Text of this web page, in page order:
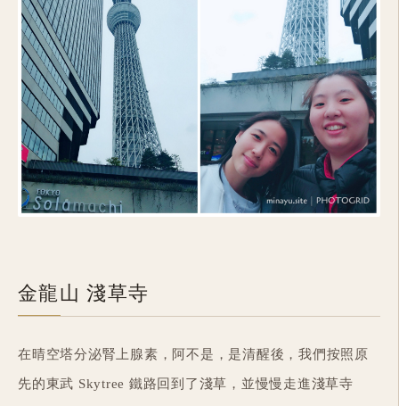
金龍山 淺草寺
在晴空塔分泌腎上腺素，阿不是，是清醒後，我們按照原
先的東武 Skytree 鐵路回到了淺草，並慢慢走進淺草寺